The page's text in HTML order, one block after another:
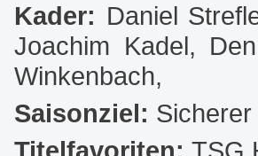
Kader: Daniel
Joachim Kadel,
Winkenbach,
Saisonziel: